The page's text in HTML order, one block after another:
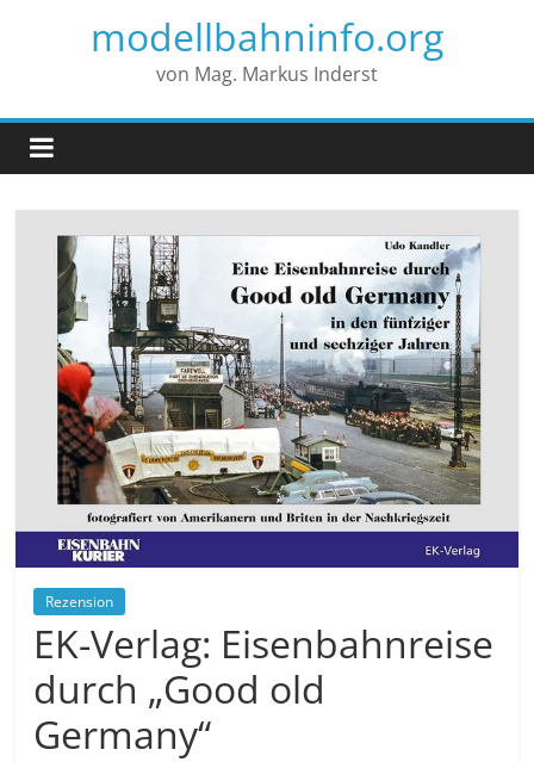
modellbahninfo.org
von Mag. Markus Inderst
Rezension
EK-Verlag: Eisenbahnreise
durch „Good old
Germany“